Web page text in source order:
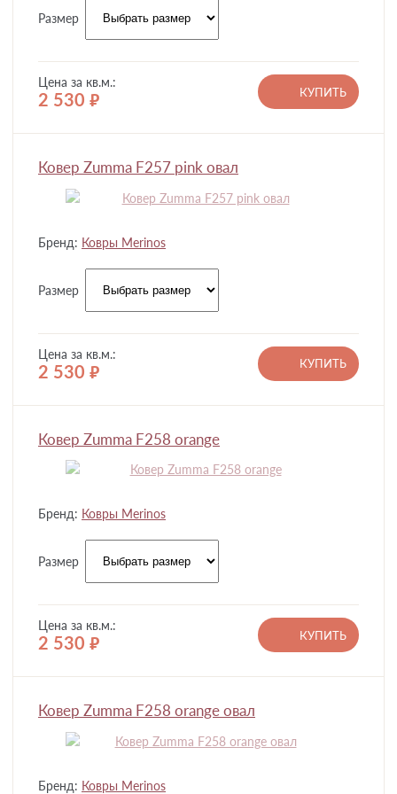
Размер
Цена за кв.м.:
2 530 руб.
КУПИТЬ
Ковер Zumma F257 pink овал
Бренд: Ковры Merinos
Размер
Цена за кв.м.:
2 530 руб.
КУПИТЬ
Ковер Zumma F258 orange
Бренд: Ковры Merinos
Размер
Цена за кв.м.:
2 530 руб.
КУПИТЬ
Ковер Zumma F258 orange овал
Бренд: Ковры Merinos